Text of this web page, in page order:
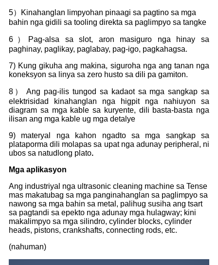
5）Kinahanglan limpyohan pinaagi sa pagtino sa mga
bahin nga gidili sa tooling direkta sa paglimpyo sa tangke
6）Pag-alsa sa slot, aron masiguro nga hinay sa
paghinay, paglikay, paglabay, pag-igo, pagkahagsa.
7) Kung gikuha ang makina, siguroha nga ang tanan nga
koneksyon sa linya sa zero husto sa dili pa gamiton.
8） Ang pag-ilis tungod sa kadaot sa mga sangkap sa
elektrisidad kinahanglan nga higpit nga nahiuyon sa
diagram sa mga kable sa kuryente, dili basta-basta nga
ilisan ang mga kable ug mga detalye
9) materyal nga kahon ngadto sa mga sangkap sa
plataporma dili molapas sa upat nga adunay peripheral, ni
ubos sa natudlong plato.
Mga aplikasyon
Ang industriyal nga ultrasonic cleaning machine sa Tense
mas makatubag sa mga panginahanglan sa paglimpyo sa
nawong sa mga bahin sa metal, palihug susiha ang tsart
sa pagtandi sa epekto nga adunay mga hulagway; kini
makalimpyo sa mga silindro, cylinder blocks, cylinder
heads, pistons, crankshafts, connecting rods, etc.
(nahuman)